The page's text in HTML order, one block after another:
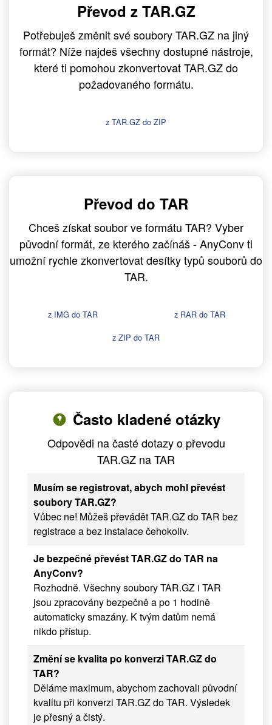
Převod z TAR.GZ
Potřebuješ změnit své soubory TAR.GZ na jiný
formát? Níže najdeš všechny dostupné nástroje,
které ti pomohou zkonvertovat TAR.GZ do
požadovaného formátu.
z TAR.GZ do ZIP
Převod do TAR
Chceš získat soubor ve formátu TAR? Vyber
původní formát, ze kterého začínáš - AnyConv ti
umožní rychle zkonvertovat desítky typů souborů do
TAR.
z IMG do TAR
z RAR do TAR
z ZIP do TAR
Často kladené otázky
Odpovědi na časté dotazy o převodu
TAR.GZ na TAR
Musím se registrovat, abych mohl převést
soubory TAR.GZ?
Vůbec ne! Můžeš převádět TAR.GZ do TAR bez
registrace a bez instalace čehokoliv.
Je bezpečné převést TAR.GZ do TAR na
AnyConv?
Rozhodně. Všechny soubory TAR.GZ i TAR
jsou zpracovány bezpečně a po 1 hodině
automaticky smazány. K tvým datům nemá
nikdo přístup.
Změní se kvalita po konverzi TAR.GZ do
TAR?
Děláme maximum, abychom zachovali původní
kvalitu při konverzi TAR.GZ do TAR. Výsledek
je přesný a čistý.